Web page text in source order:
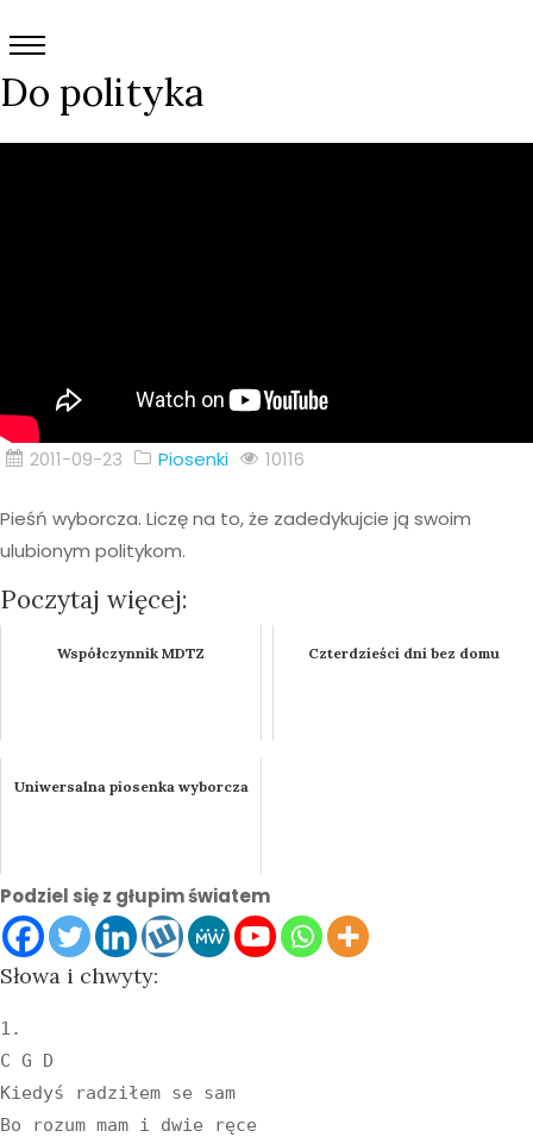
Do polityka
2011-09-23 Piosenki 10116
Pieśń wyborcza. Liczę na to, że zadedykujcie ją swoim
ulubionym politykom.
Poczytaj więcej:
Współczynnik MDTZ Czterdzieści dni bez domu
Uniwersalna piosenka wyborcza
Podziel się z głupim światem
Słowa i chwyty:
1.
C G D
Kiedyś radziłem se sam
Bo rozum mam i dwie ręce